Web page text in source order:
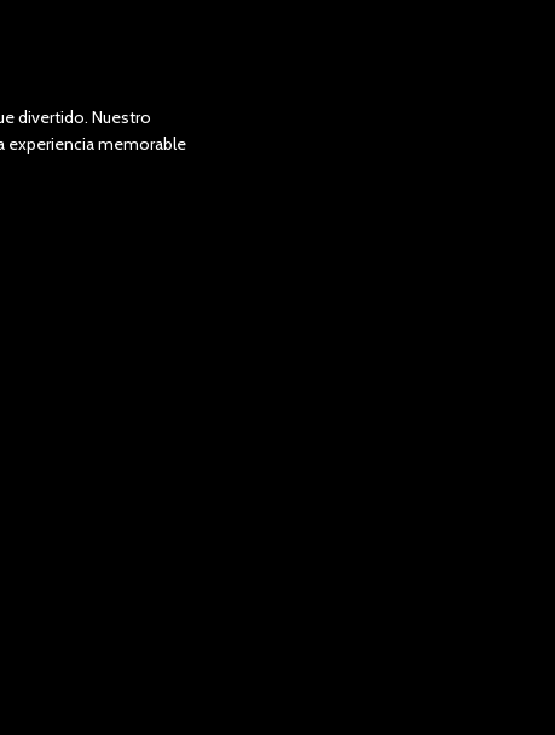
divertido. Nuestro
experiencia memorable